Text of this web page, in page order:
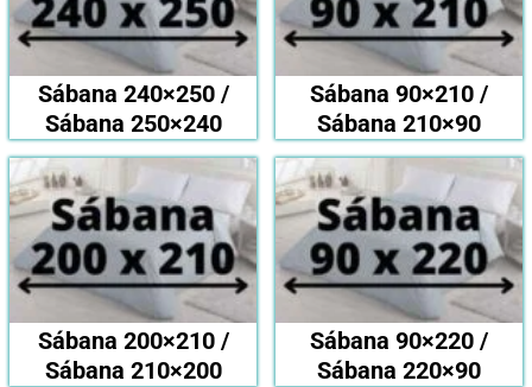
Sábana 240×250 /
Sábana 250×240
Sábana 90×210 /
Sábana 210×90
Sábana 200×210 /
Sábana 210×200
Sábana 90×220 /
Sábana 220×90